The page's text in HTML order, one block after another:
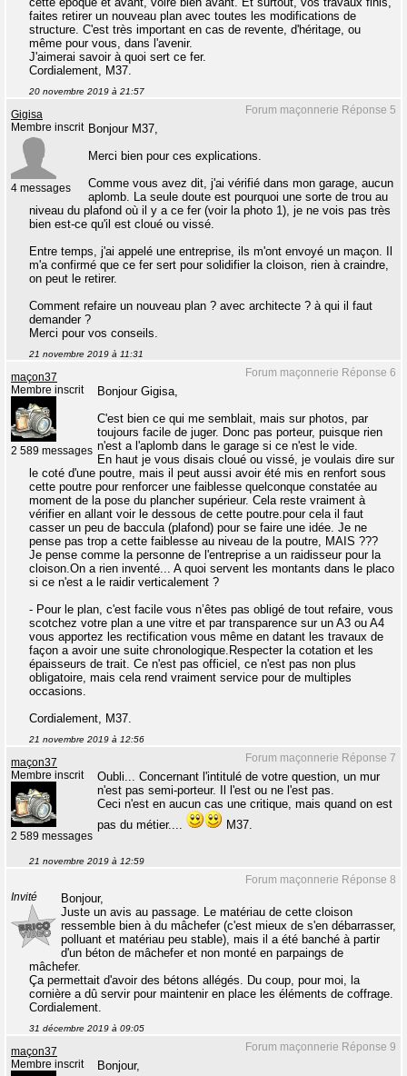
faites retirer un nouveau plan avec toutes les modifications de
structure. C'est très important en cas de revente, d'héritage, ou
même pour vous, dans l'avenir.
J'aimerai savoir à quoi sert ce fer.
Cordialement, M37.
20 novembre 2019 à 21:57
Forum maçonnerie Réponse 5
Gigisa
Membre inscrit
4 messages
Bonjour M37,
Merci bien pour ces explications.
Comme vous avez dit, j'ai vérifié dans mon garage, aucun
aplomb. La seule doute est pourquoi une sorte de trou au
niveau du plafond où il y a ce fer (voir la photo 1), je ne vois pas très
bien est-ce qu'il est cloué ou vissé.
Entre temps, j'ai appelé une entreprise, ils m'ont envoyé un maçon. Il
m'a confirmé que ce fer sert pour solidifier la cloison, rien à craindre,
on peut le retirer.
Comment refaire un nouveau plan ? avec architecte ? à qui il faut
demander ?
Merci pour vos conseils.
21 novembre 2019 à 11:31
Forum maçonnerie Réponse 6
maçon37
Membre inscrit
2 589 messages
Bonjour Gigisa,
C'est bien ce qui me semblait, mais sur photos, par
toujours facile de juger. Donc pas porteur, puisque rien
n'est a l'aplomb dans le garage si ce n'est le vide.
En haut je vous disais cloué ou vissé, je voulais dire sur
le coté d'une poutre, mais il peut aussi avoir été mis en renfort sous
cette poutre pour renforcer une faiblesse quelconque constatée au
moment de la pose du plancher supérieur. Cela reste vraiment à
vérifier en allant voir le dessous de cette poutre.pour cela il faut
casser un peu de baccula (plafond) pour se faire une idée. Je ne
pense pas trop a cette faiblesse au niveau de la poutre, MAIS ???
Je pense comme la personne de l'entreprise a un raidisseur pour la
cloison.On a rien inventé... A quoi servent les montants dans le placo
si ce n'est a le raidir verticalement ?
- Pour le plan, c'est facile vous n’êtes pas obligé de tout refaire, vous
scotchez votre plan a une vitre et par transparence sur un A3 ou A4
vous apportez les rectification vous même en datant les travaux de
façon a avoir une suite chronologique.Respecter la cotation et les
épaisseurs de trait. Ce n'est pas officiel, ce n'est pas non plus
obligatoire, mais cela rend vraiment service pour de multiples
occasions.
Cordialement, M37.
21 novembre 2019 à 12:56
Forum maçonnerie Réponse 7
maçon37
Membre inscrit
2 589 messages
Oubli... Concernant l'intitulé de votre question, un mur
n'est pas semi-porteur. Il l'est ou ne l'est pas.
Ceci n'est en aucun cas une critique, mais quand on est
pas du métier....
M37.
21 novembre 2019 à 12:59
Forum maçonnerie Réponse 8
Invité
Bonjour,
Juste un avis au passage. Le matériau de cette cloison
ressemble bien à du mâchefer (c'est mieux de s'en débarrasser,
polluant et matériau peu stable), mais il a été banché à partir
d'un béton de mâchefer et non monté en parpaings de
mâchefer.
Ça permettait d'avoir des bétons allégés. Du coup, pour moi, la
cornière a dû servir pour maintenir en place les éléments de coffrage.
Cordialement.
31 décembre 2019 à 09:05
Forum maçonnerie Réponse 9
maçon37
Membre inscrit
Bonjour,